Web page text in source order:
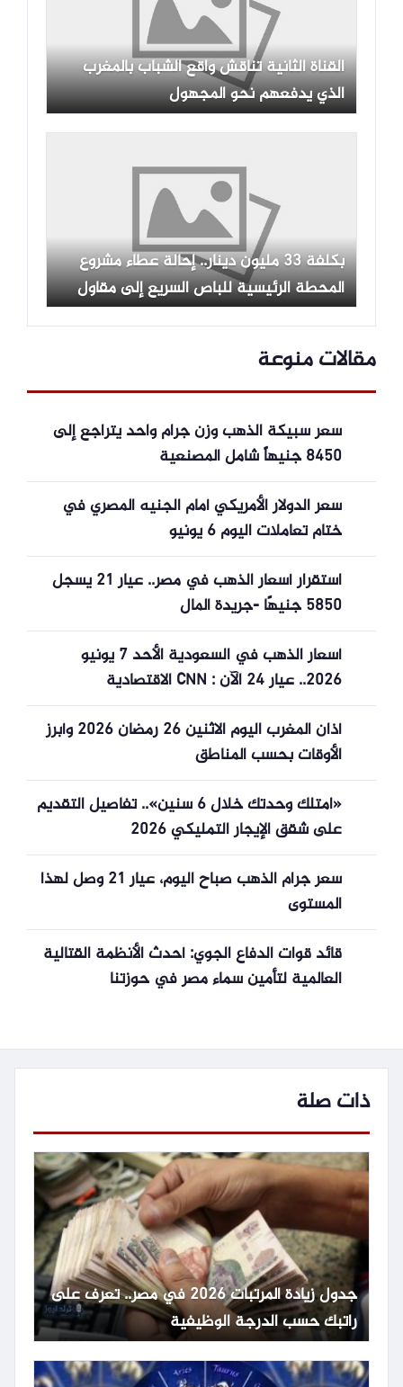
القناة الثانية تناقش واقع الشباب بالمغرب
الذي يدفعهم نحو المجهول
بكلفة 33 مليون دينار.. إحالة عطاء مشروع
المحطة الرئيسية للباص السريع إلى مقاول
محلي
مقالات منوعة
سعر سبيكة الذهب وزن جرام واحد يتراجع إلى
8450 جنيهاً شامل المصنعية
سعر الدولار الأمريكي أمام الجنيه المصري في
ختام تعاملات اليوم 6 يونيو
استقرار أسعار الذهب في مصر.. عيار 21 يسجل
5850 جنيهًا -جريدة المال
أسعار الذهب في السعودية الأحد 7 يونيو
2026.. عيار 24 الآن : CNN الاقتصادية
أذان المغرب اليوم الاثنين 26 رمضان 2026 وأبرز
الأوقات بحسب المناطق
«امتلك وحدتك خلال 6 سنين».. تفاصيل التقديم
على شقق الإيجار التمليكي 2026
سعر جرام الذهب صباح اليوم، عيار 21 وصل لهذا
المستوى
قائد قوات الدفاع الجوي: أحدث الأنظمة القتالية
العالمية لتأمين سماء مصر في حوزتنا
ذات صلة
جدول زيادة المرتبات 2026 في مصر.. تعرف على
راتبك حسب الدرجة الوظيفية